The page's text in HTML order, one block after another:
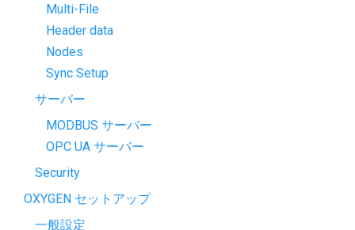
Multi-File
Header data
Nodes
Sync Setup
サーバー
MODBUS サーバー
OPC UA サーバー
Security
OXYGEN セットアップ
一般設定